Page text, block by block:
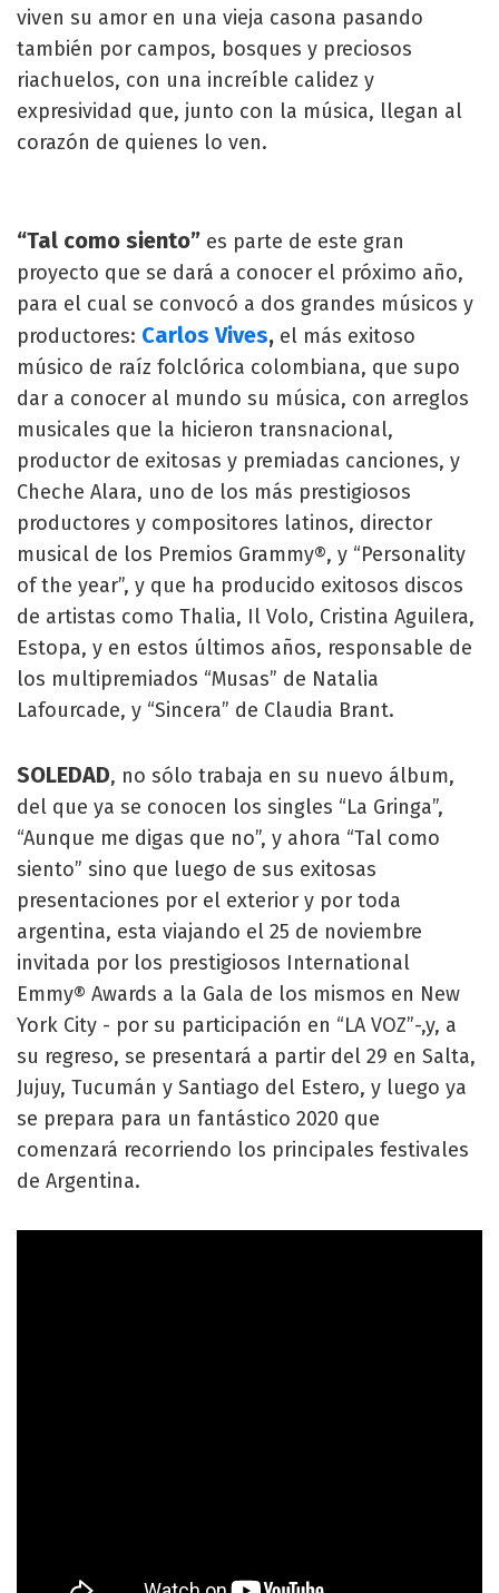
viven su amor en una vieja casona pasando
también por campos, bosques y preciosos
riachuelos, con una increíble calidez y
expresividad que, junto con la música, llegan al
corazón de quienes lo ven.
“Tal como siento” es parte de este gran
proyecto que se dará a conocer el próximo año,
para el cual se convocó a dos grandes músicos y
productores: Carlos Vives, el más exitoso
músico de raíz folclórica colombiana, que supo
dar a conocer al mundo su música, con arreglos
musicales que la hicieron transnacional,
productor de exitosas y premiadas canciones, y
Cheche Alara, uno de los más prestigiosos
productores y compositores latinos, director
musical de los Premios Grammy®, y “Personality
of the year”, y que ha producido exitosos discos
de artistas como Thalia, Il Volo, Cristina Aguilera,
Estopa, y en estos últimos años, responsable de
los multipremiados “Musas” de Natalia
Lafourcade, y “Sincera” de Claudia Brant.
SOLEDAD, no sólo trabaja en su nuevo álbum,
del que ya se conocen los singles “La Gringa”,
“Aunque me digas que no”, y ahora “Tal como
siento” sino que luego de sus exitosas
presentaciones por el exterior y por toda
argentina, esta viajando el 25 de noviembre
invitada por los prestigiosos International
Emmy® Awards a la Gala de los mismos en New
York City - por su participación en “LA VOZ”-,y, a
su regreso, se presentará a partir del 29 en Salta,
Jujuy, Tucumán y Santiago del Estero, y luego ya
se prepara para un fantástico 2020 que
comenzará recorriendo los principales festivales
de Argentina.